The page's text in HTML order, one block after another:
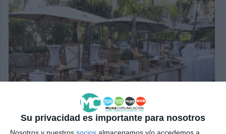
Su privacidad es importante para nosotros